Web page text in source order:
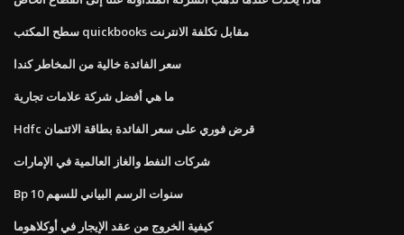
سطح المكتب quickbooks مقابل تكلفة الانترنت
سعر الفائدة خالية من المخاطر كندا
ما هي أفضل شركة علامات تجارية
Hdfc قرض فوري على سعر الفائدة بطاقة الائتمان
شركات النفط والغاز العالمية في الإمارات
Bp 10 سنوات الرسم البياني للسهم
كيفية الخروج من عقد الإيجار في أوكلاهوما